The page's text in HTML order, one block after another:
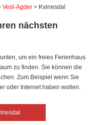
Vest-Agder > Kvinesdal
nächsten
um ein freies Ferienhaus
zu finden. Sie können die
Zum Beispiel wenn Sie
oder Internet haben wollen.